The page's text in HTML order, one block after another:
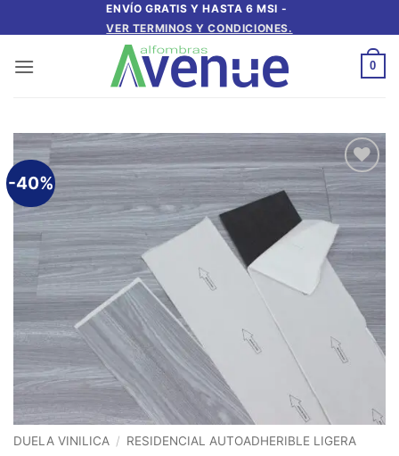
al
ENVÍO GRATIS Y HASTA 6 MSI -
VER TERMINOS Y CONDICIONES.
0
-40%
Añadir
a la
lista de
deseos
DUELA VINILICA / RESIDENCIAL AUTOADHERIBLE LIGERA